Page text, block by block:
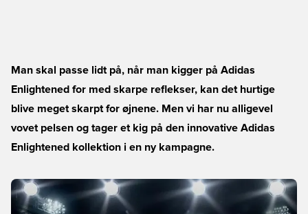
Man skal passe lidt på, når man kigger på Adidas
Enlightened for med skarpe reflekser, kan det hurtige
blive meget skarpt for øjnene. Men vi har nu alligevel
vovet pelsen og tager et kig på den innovative Adidas
Enlightened kollektion i en ny kampagne.